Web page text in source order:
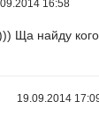
16:58
Ща найду
19.09.2014